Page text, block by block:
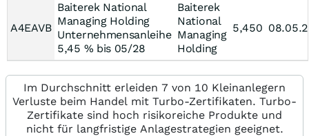
A4EAVB
Baiterek National
Managing Holding
Unternehmensanleihe
5,45 % bis 05/28
Baiterek
National
Managing
Holding
5,450
Im Durchschnitt erleiden 7 von 10 Kleinanlegern
Verluste beim Handel mit Turbo-Zertifikaten. Turbo-
Zertifikate sind hoch risikoreiche Produkte und
nicht für langfristige Anlagestrategien geeignet.